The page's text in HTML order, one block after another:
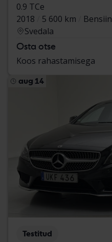
0.9 TCe
2018
5 600 km
Bensiin
Svedala
Osta otse
Koos rahastamisega
aug 14
Testitud